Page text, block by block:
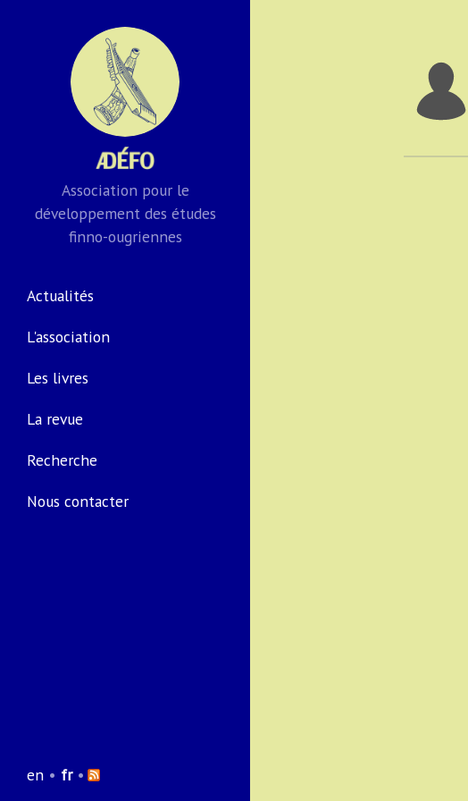
Association pour le
développement des études
finno-ougriennes
Actualités
L'association
Les livres
La revue
Recherche
Nous contacter
en • fr•